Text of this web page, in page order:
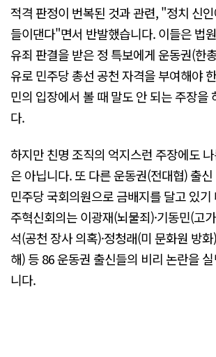
적격 판정이 번복된 것과 관련, "정치 신
들이댄다"면서 반발했습니다. 이들은 법
유죄 판결을 받은 정 특보에게 운동권(한
유로 민주당 총선 공천 자격을 부여해야
민의 입장에서 볼 때 말도 안 되는 주장을
다.
하지만 친명 조직의 억지스런 주장에도
은 아닙니다. 또 다른 운동권(전대협) 출
민주당 국회의원으로 금배지를 달고 있
주혁신회의는 이광재(뇌물죄)·기동민(고
석(공천 장사 의혹)·정청래(미 문화원 방
해) 등 86 운동권 출신들의 비리 논란을
니다.